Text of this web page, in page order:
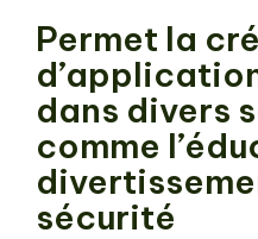
Permet la
dans divers
comme
sécurité